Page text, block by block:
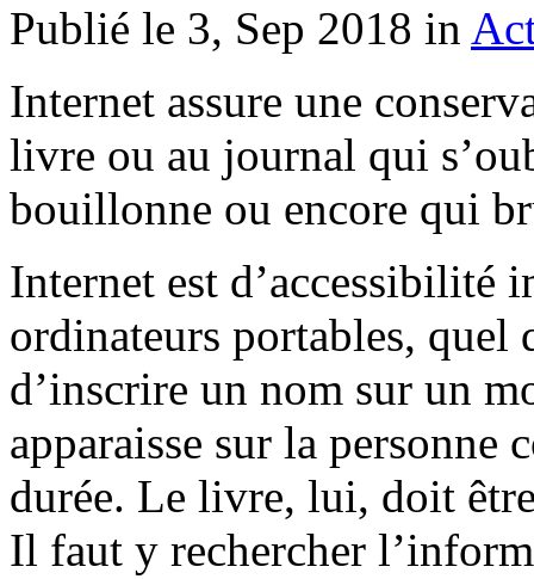
Publié le 3, Sep 2018 in
Internet assure une
livre ou au journal qui
bouillonne ou encore qui
Internet est d’accessibilité
ordinateurs portables,
d’inscrire un nom sur un
apparaisse sur la personne
durée. Le livre, lui, doit
Il faut y rechercher